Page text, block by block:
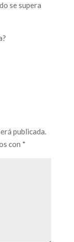
se supera
publicada.
con *